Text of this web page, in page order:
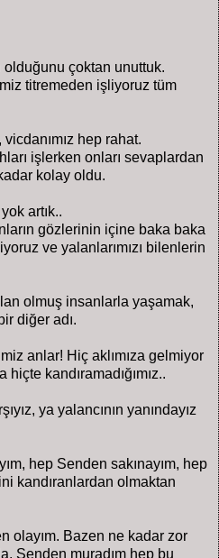
çoktan unuttuk.
titremeden işliyoruz tüm
hep rahat.
işlerken onları sevaplardan
kolay oldu.
artık..
gözlerinin içine baka baka
ve yalanlarımızı bilenlerin
olmuş insanlarla yaşamak,
diğer adı.
anlar! Hiç aklımıza gelmiyor
hiçte kandıramadığımız..
ya yalancının yanındayız
hep Senden sakınayım, hep
kandıranlardan olmaktan
olayım. Bazen ne kadar zor
Senden muradım hep bu